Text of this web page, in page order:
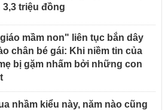
3,3 triệu đồng
mầm non" liên tục bắn dây
chân bé gái: Khi niềm tin của
bị gặm nhấm bởi những con
nhầm kiểu này, năm nào cũng